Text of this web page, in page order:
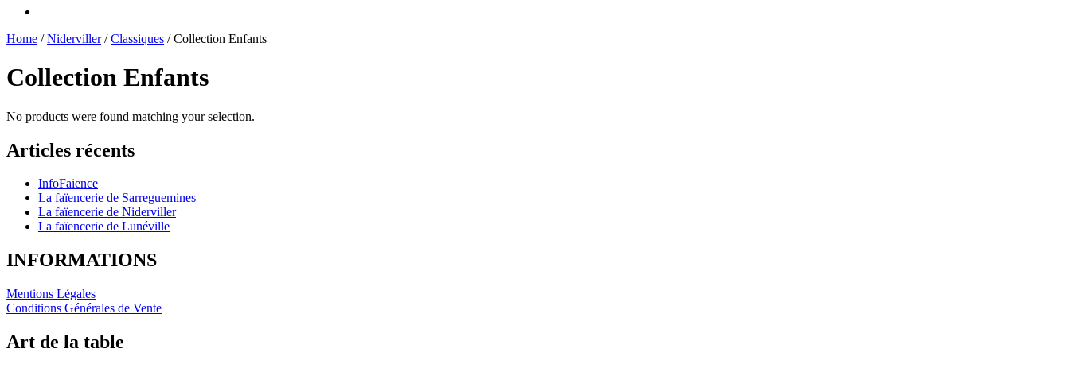
Home /Niderviller/Classiques / Collection Enfants
Collection Enfants
No products were found matching your selection.
Articles récents
InfoFaience
La faïencerie de Sarreguemines
La faïencerie de Niderviller
La faïencerie de Lunéville
INFORMATIONS
Mentions Légales
Conditions Générales de Vente
Art de la table